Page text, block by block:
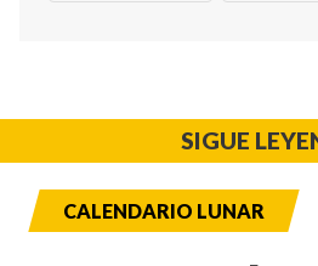
SIGUE
CALENDARIO LUNAR